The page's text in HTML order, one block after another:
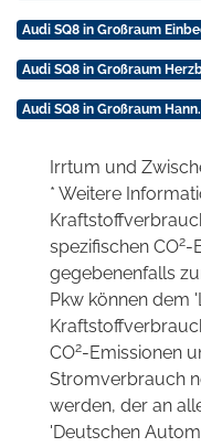
Audi SQ8 in Großraum
Audi SQ8 in Großraum
Audi SQ8 in Großraum
Irrtum und
* Weitere
spezifischen CO2-
gegebenenfalls
Pkw können dem
CO2-Emissionen
Stromverbrauch
werden, der an
'Deutschen